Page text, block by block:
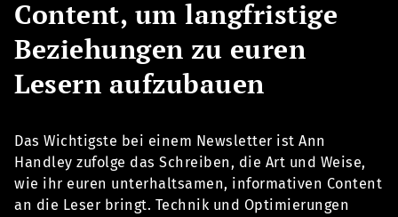
Content, um langfristige
Beziehungen zu euren
Lesern aufzubauen
Das Wichtigste bei einem Newsletter ist Ann
Handley zufolge das Schreiben, die Art und Weise,
wie ihr euren unterhaltsamen, informativen Content
an die Leser bringt. Technik und Optimierungen